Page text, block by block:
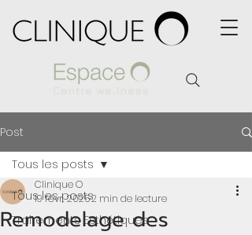
Post
Tous les posts
Traitements Esthétiques
Tous les posts
Remodelage des
Clinique O
19 févr. 20252 min de lecture